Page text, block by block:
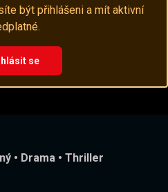
být přihlášeni a mít aktivní
se
• Drama • Thriller